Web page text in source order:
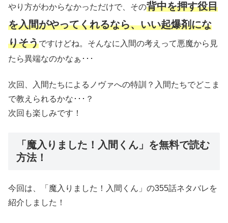
やり方がわからなかっただけで、その背中を押す役目
を入間がやってくれるなら、いい起爆剤にな
りそうですけどね。そんなに入間の考えって悪魔から見
たら異端なのかなぁ･･･
次回、入間たちによるノヴァへの特訓？入間たちでどこま
で教えられるかな･･･？
次回も楽しみです！
「魔入りました！入間くん」を無料で読む
方法！
今回は、「魔入りました！入間くん」の355話ネタバレを
紹介しました！